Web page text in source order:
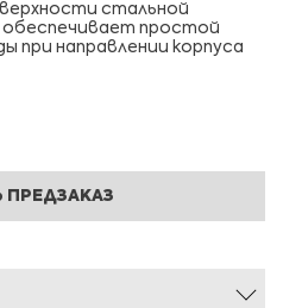
стальной
простой
при направлении корпуса
ПРЕДЗАКАЗ